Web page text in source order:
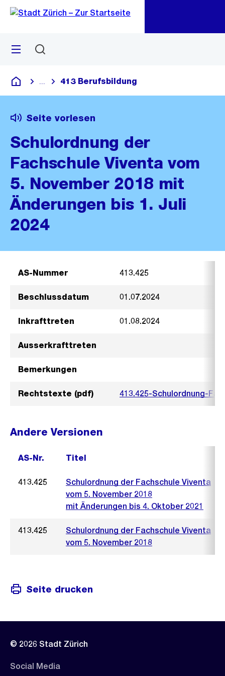
Navigation
Sprunglink
Menü
Deutsch
Blende alle Breadcrumbs ein
413 Berufsbildung
Seite vorlesen
Schulordnung der
Fachschule Viventa vom
5. November 2018 mit
Änderungen bis 1. Juli
2024
AS-Nummer 413.425
Beschlussdatum 01.07.2024
Inkrafttreten 01.08.2024
Ausserkrafttreten
Bemerkungen
Rechtstexte (pdf) 413.425-Schulordnung-
Andere Versionen
AS-Nr. Titel
413.425
Schulordnung der Fachschule Viventa
vom 5. November 2018
mit Änderungen bis 4. Oktober 2021
413.425
Schulordnung der Fachschule Viventa
vom 5. November 2018
Seite drucken
© 2026 Stadt Zürich
Social Media